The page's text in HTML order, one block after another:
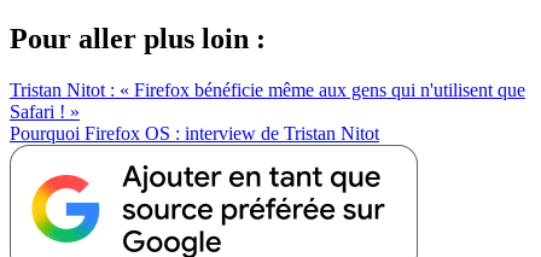
Pour aller plus loin :
Tristan Nitot : « Firefox bénéficie même aux gens qui n'utilisent que
Safari ! »
Pourquoi Firefox OS : interview de Tristan Nitot